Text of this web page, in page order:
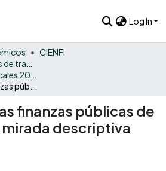
Log In
CIENFI
finanzas públicas de
mirada descriptiva